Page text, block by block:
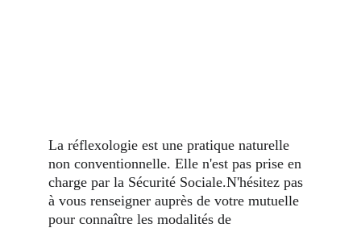
La réflexologie est une pratique naturelle
non conventionnelle. Elle n'est pas prise en
charge par la Sécurité Sociale.N'hésitez pas
à vous renseigner auprès de votre mutuelle
pour connaître les modalités de